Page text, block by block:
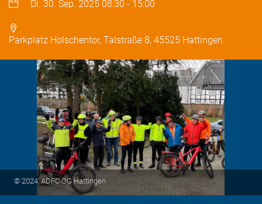
Di. 30. Sep. 2025 08:30 - 15:00
Parkplatz Holschentor, Talstraße 8, 45525 Hattingen
© 2024, ADFC OG Hattingen